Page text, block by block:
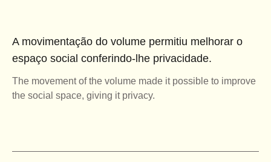
A movimentação do volume permitiu melhorar o
espaço social conferindo-lhe privacidade.
The movement of the volume made it possible to improve
the social space, giving it privacy.